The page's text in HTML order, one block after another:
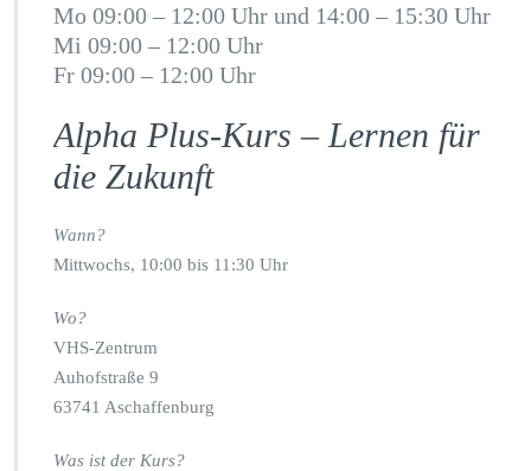
Mo 09:00 – 12:00 Uhr und 14:00 – 15:30 Uhr
Mi 09:00 – 12:00 Uhr
Fr 09:00 – 12:00 Uhr
Alpha Plus-Kurs – Lernen für
die Zukunft
Wann?
Mittwochs, 10:00 bis 11:30 Uhr
Wo?
VHS-Zentrum
Auhofstraße 9
63741 Aschaffenburg
Was ist der Kurs?